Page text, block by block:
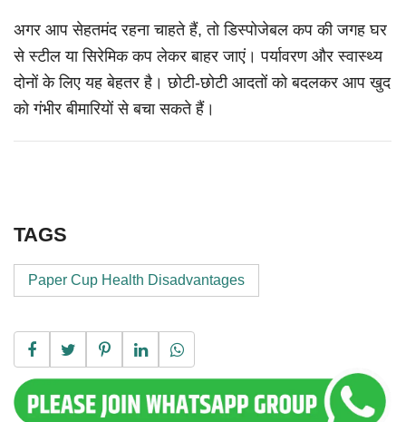
अगर आप सेहतमंद रहना चाहते हैं, तो डिस्पोजेबल कप की जगह घर
से स्टील या सिरेमिक कप लेकर बाहर जाएं। पर्यावरण और स्वास्थ्य
दोनों के लिए यह बेहतर है। छोटी-छोटी आदतों को बदलकर आप खुद
को गंभीर बीमारियों से बचा सकते हैं।
TAGS
Paper Cup Health Disadvantages